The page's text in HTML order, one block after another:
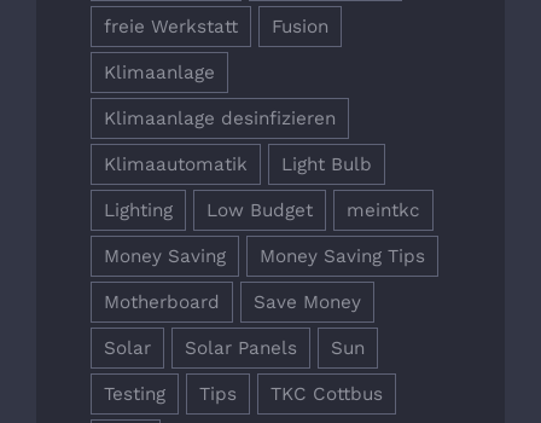
freie Werkstatt Fusion
Klimaanlage
Klimaanlage desinfizieren
Klimaautomatik Light Bulb
Lighting Low Budget meintkc
Money Saving Money Saving Tips
Motherboard Save Money
Solar Solar Panels Sun
Testing Tips TKC Cottbus